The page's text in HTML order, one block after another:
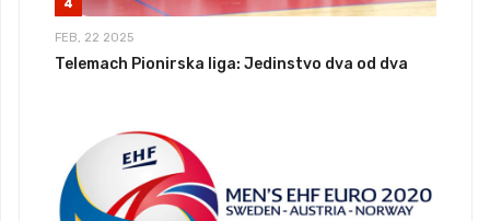
4
FEB, 22 2025
Telemach Pionirska liga: Jedinstvo dva od dva